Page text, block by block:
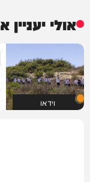
אולי יעניין
וידאו